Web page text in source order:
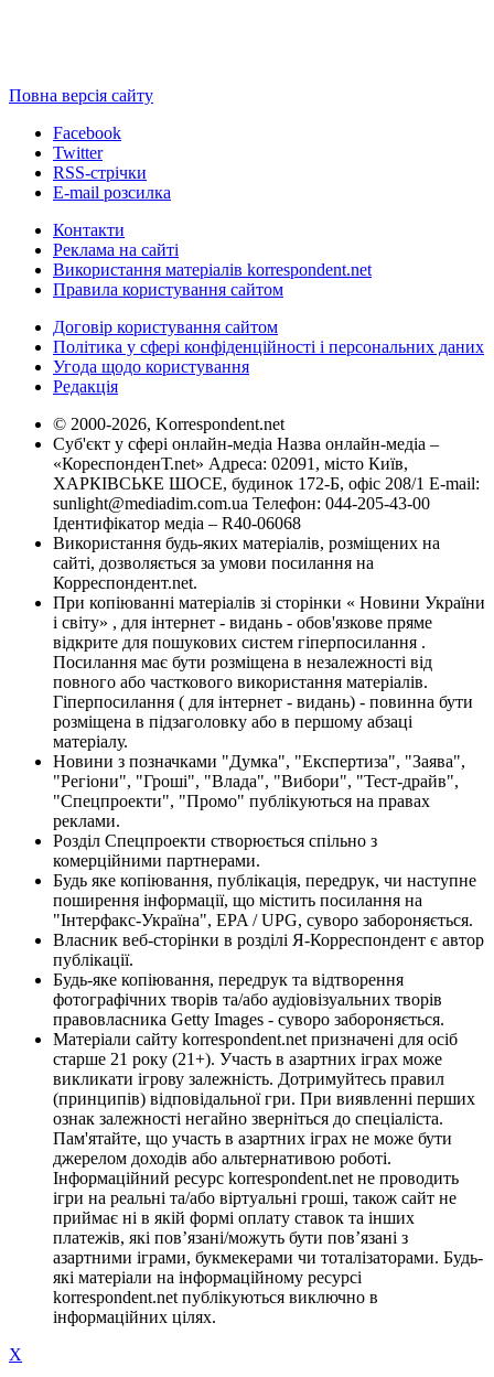
Повна версія сайту
Facebook
Twitter
RSS-стрічки
E-mail розсилка
Контакти
Реклама на сайті
Використання матеріалів korrespondent.net
Правила користування сайтом
Договір користування сайтом
Політика у сфері конфіденційності і персональних даних
Угода щодо користування
Редакція
© 2000-2026, Korrespondent.net
Суб'єкт у сфері онлайн-медіа Назва онлайн-медіа –
«КореспонденТ.net» Адреса: 02091, місто Київ,
ХАРКІВСЬКЕ ШОСЕ, будинок 172-Б, офіс 208/1 E-mail:
sunlight@mediadim.com.ua Телефон: 044-205-43-00
Ідентифікатор медіа – R40-06068
Використання будь-яких матеріалів, розміщених на
сайті, дозволяється за умови посилання на
Корреспондент.net.
При копіюванні матеріалів зі сторінки « Новини України
і світу» , для інтернет - видань - обов'язкове пряме
відкрите для пошукових систем гіперпосилання .
Посилання має бути розміщена в незалежності від
повного або часткового використання матеріалів.
Гіперпосилання ( для інтернет - видань) - повинна бути
розміщена в підзаголовку або в першому абзаці
матеріалу.
Новини з позначками "Думка", "Експертиза", "Заява",
"Регіони", "Гроші", "Влада", "Вибори", "Тест-драйв",
"Спецпроекти", "Промо" публікуються на правах
реклами.
Розділ Спецпроекти створюється спільно з
комерційними партнерами.
Будь яке копіювання, публікація, передрук, чи наступне
поширення інформації, що містить посилання на
"Інтерфакс-Україна", EPA / UPG, суворо забороняється.
Власник веб-сторінки в розділі Я-Корреспондент є автор
публікації.
Будь-яке копіювання, передрук та відтворення
фотографічних творів та/або аудіовізуальних творів
правовласника Getty Images - суворо забороняється.
Матеріали сайту korrespondent.net призначені для осіб
старше 21 року (21+). Участь в азартних іграх може
викликати ігрову залежність. Дотримуйтесь правил
(принципів) відповідальної гри. При виявленні перших
ознак залежності негайно зверніться до спеціаліста.
Пам'ятайте, що участь в азартних іграх не може бути
джерелом доходів або альтернативою роботі.
Інформаційний ресурс korrespondent.net не проводить
ігри на реальні та/або віртуальні гроші, також сайт не
приймає ні в якій формі оплату ставок та інших
платежів, які пов’язані/можуть бути пов’язані з
азартними іграми, букмекерами чи тоталізаторами. Будь-
які матеріали на інформаційному ресурсі
korrespondent.net публікуються виключно в
інформаційних цілях.
X